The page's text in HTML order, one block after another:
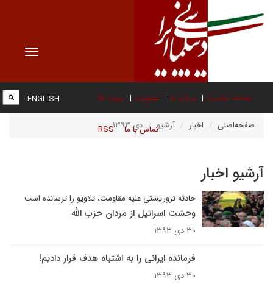
Toggle
صفحه نخست درباره ما عضویت پیوند ها
تماس با ما RSS
ENGLISH
صفحه‌اصلی اخبار آرشیو دی ۱۳۹۳
آرشیو اخبار
حادثه تروریستی علیه مقاومت، تلاویو را ترسانده است
وحشت اسرائیل از مردان حزب الله
۳۰ دی ۱۳۹۳
فرمانده ایرانی را به اشتباه هدف قرار دادیم!
۳۰ دی ۱۳۹۳